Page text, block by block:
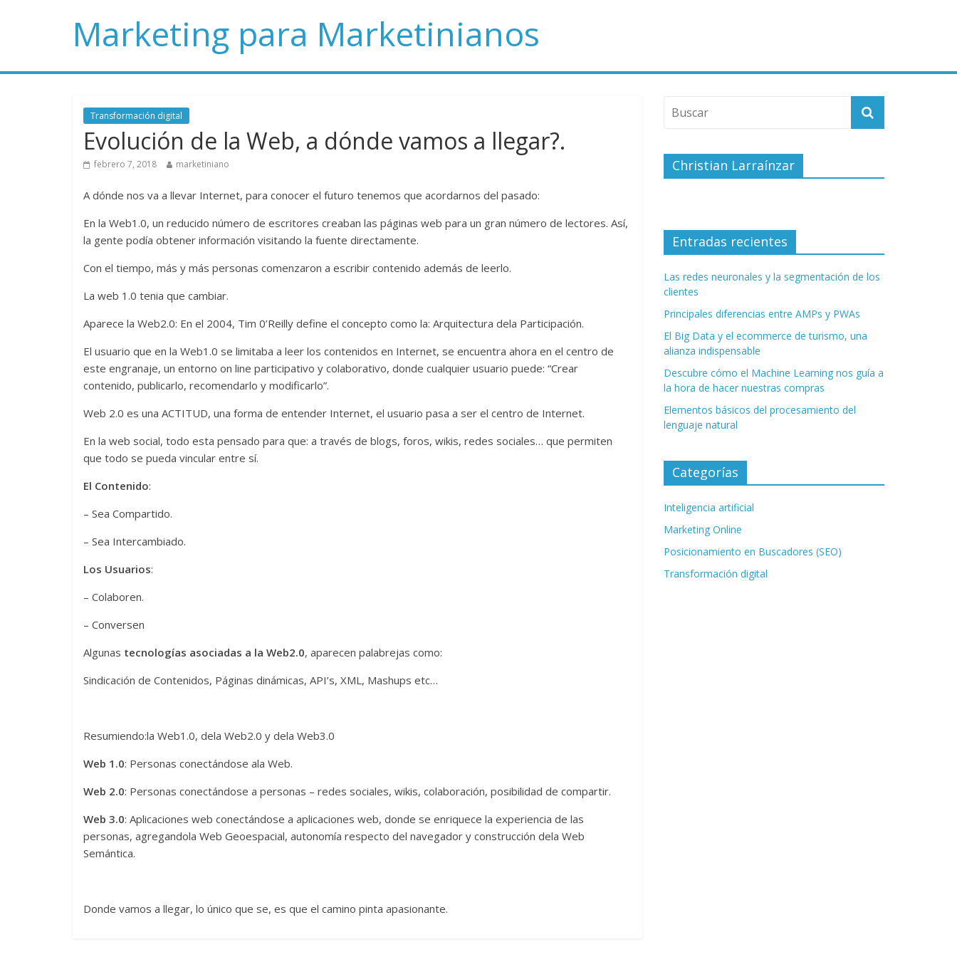
Marketing para Marketinianos
Transformación digital
Evolución de la Web, a dónde vamos a llegar?.
febrero 7, 2018 marketiniano
A dónde nos va a llevar Internet, para conocer el futuro tenemos que acordarnos del pasado:
En la Web1.0, un reducido número de escritores creaban las páginas web para un gran número de lectores. Así,
la gente podía obtener información visitando la fuente directamente.
Con el tiempo, más y más personas comenzaron a escribir contenido además de leerlo.
La web 1.0 tenia que cambiar.
Aparece la Web2.0: En el 2004, Tim 0’Reilly define el concepto como la: Arquitectura dela Participación.
El usuario que en la Web1.0 se limitaba a leer los contenidos en Internet, se encuentra ahora en el centro de
este engranaje, un entorno on line participativo y colaborativo, donde cualquier usuario puede: “Crear
contenido, publicarlo, recomendarlo y modificarlo”.
Web 2.0 es una ACTITUD, una forma de entender Internet, el usuario pasa a ser el centro de Internet.
En la web social, todo esta pensado para que: a través de blogs, foros, wikis, redes sociales… que permiten
que todo se pueda vincular entre sí.
El Contenido:
– Sea Compartido.
– Sea Intercambiado.
Los Usuarios:
– Colaboren.
– Conversen
Algunas tecnologías asociadas a la Web2.0, aparecen palabrejas como:
Sindicación de Contenidos, Páginas dinámicas, API’s, XML, Mashups etc…
Resumiendo:la Web1.0, dela Web2.0 y dela Web3.0
Web 1.0: Personas conectándose ala Web.
Web 2.0: Personas conectándose a personas – redes sociales, wikis, colaboración, posibilidad de compartir.
Web 3.0: Aplicaciones web conectándose a aplicaciones web, donde se enriquece la experiencia de las
personas, agregandola Web Geoespacial, autonomía respecto del navegador y construcción dela Web
Semántica.
Donde vamos a llegar, lo único que se, es que el camino pinta apasionante.
Christian Larraínzar
Entradas recientes
Las redes neuronales y la segmentación de los
clientes
Principales diferencias entre AMPs y PWAs
El Big Data y el ecommerce de turismo, una
alianza indispensable
Descubre cómo el Machine Learning nos guía a
la hora de hacer nuestras compras
Elementos básicos del procesamiento del
lenguaje natural
Categorías
Inteligencia artificial
Marketing Online
Posicionamiento en Buscadores (SEO)
Transformación digital